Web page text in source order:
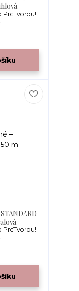
ProTvorbu!
ProTvorbu!